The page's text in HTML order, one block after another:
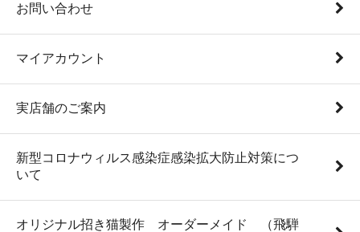
お問い合わせ
マイアカウント
実店舗のご案内
新型コロナウィルス感染症感染拡大防止対策につ
いて
オリジナル招き猫製作 オーダーメイド （飛騨